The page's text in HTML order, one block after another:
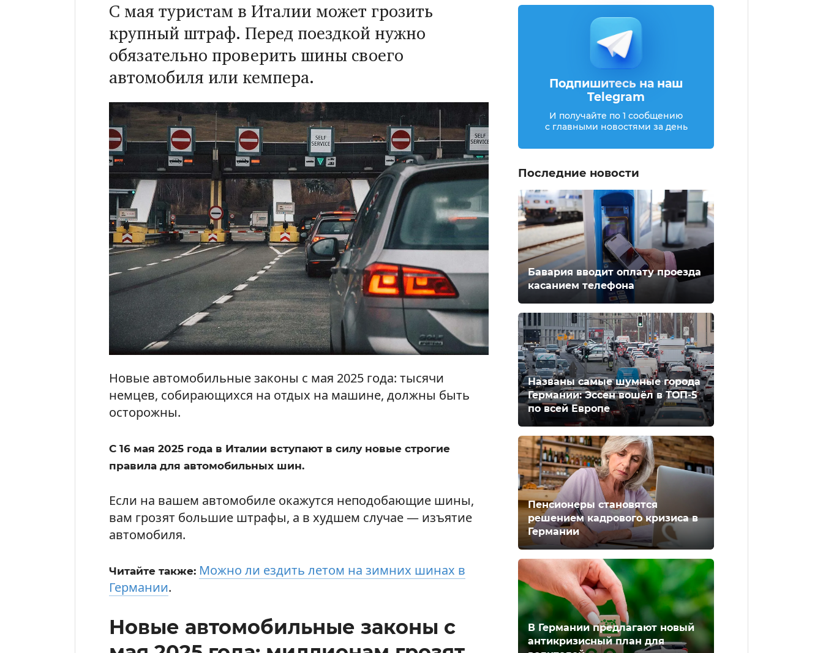
С мая туристам в Италии может грозить
крупный штраф. Перед поездкой нужно
обязательно проверить шины своего
автомобиля или кемпера.
Новые автомобильные законы с мая 2025 года: тысячи
немцев, собирающихся на отдых на машине, должны быть
осторожны.
С 16 мая 2025 года в Италии вступают в силу новые строгие
правила для автомобильных шин.
Если на вашем автомобиле окажутся неподобающие шины,
вам грозят большие штрафы, а в худшем случае — изъятие
автомобиля.
Читайте также: Можно ли ездить летом на зимних шинах в
Германии.
Новые автомобильные законы с
Подпишитесь на наш
Telegram
И получайте по 1 сообщению
с главными новостями за день
Последние новости
Бавария вводит оплату проезда
касанием телефона
Названы самые шумные города
Германии: Эссен вошёл в ТОП-5
по всей Европе
Пенсионеры становятся
решением кадрового кризиса в
Германии
В Германии предлагают новый
антикризисный план для